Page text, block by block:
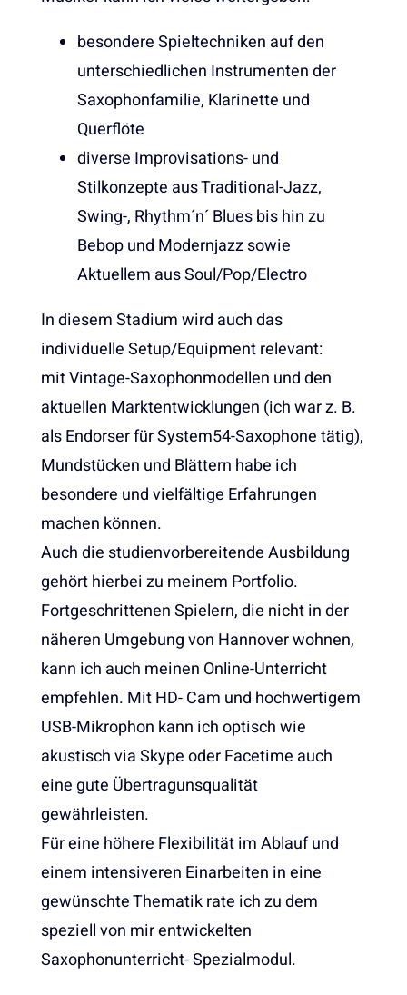
besondere Spieltechniken auf den
unterschiedlichen Instrumenten der
Saxophonfamilie, Klarinette und
Querflöte
diverse Improvisations- und
Stilkonzepte aus Traditional-Jazz,
Swing-, Rhythm´n´ Blues bis hin zu
Bebop und Modernjazz sowie
Aktuellem aus Soul/Pop/Electro
In diesem Stadium wird auch das
individuelle Setup/Equipment relevant:
mit Vintage-Saxophonmodellen und den
aktuellen Marktentwicklungen (ich war z. B.
als Endorser für System54-Saxophone tätig),
Mundstücken und Blättern habe ich
besondere und vielfältige Erfahrungen
machen können.
Auch die studienvorbereitende Ausbildung
gehört hierbei zu meinem Portfolio.
Fortgeschrittenen Spielern, die nicht in der
näheren Umgebung von Hannover wohnen,
kann ich auch meinen Online-Unterricht
empfehlen. Mit HD- Cam und hochwertigem
USB-Mikrophon kann ich optisch wie
akustisch via Skype oder Facetime auch
eine gute Übertragunsqualität
gewährleisten.
Für eine höhere Flexibilität im Ablauf und
einem intensiveren Einarbeiten in eine
gewünschte Thematik rate ich zu dem
speziell von mir entwickelten
Saxophonunterricht- Spezialmodul.